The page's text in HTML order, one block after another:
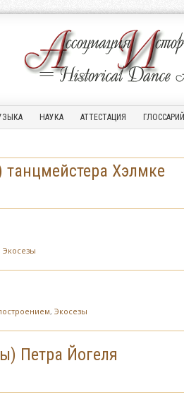
НАУКА АТТЕСТАЦИЯ ГЛОССАРИЙ
танцмейстера Хэлмке
,Экосезы
,Экосезы
Петра Йогеля